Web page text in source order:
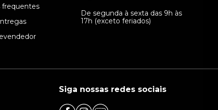
frequentes
De segunda à sexta das 9h às
17h (exceto feriados)
Siga nossas redes sociais